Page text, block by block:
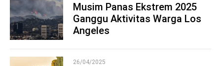
1
Musim Panas Ekstrem 2025
Ganggu Aktivitas Warga Los
Angeles
26/04/2025